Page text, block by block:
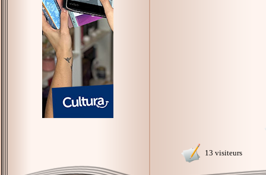
13 visiteurs